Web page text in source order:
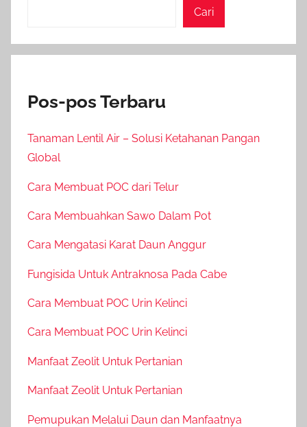
Cari
Pos-pos Terbaru
Tanaman Lentil Air – Solusi Ketahanan Pangan
Global
Cara Membuat POC dari Telur
Cara Membuahkan Sawo Dalam Pot
Cara Mengatasi Karat Daun Anggur
Fungisida Untuk Antraknosa Pada Cabe
Cara Membuat POC Urin Kelinci
Cara Membuat POC Urin Kelinci
Manfaat Zeolit Untuk Pertanian
Manfaat Zeolit Untuk Pertanian
Pemupukan Melalui Daun dan Manfaatnya